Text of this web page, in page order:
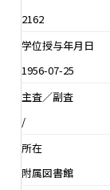
2162
学位授与年月日
1956-07-25
主査／副査
/
所在
附属図書館